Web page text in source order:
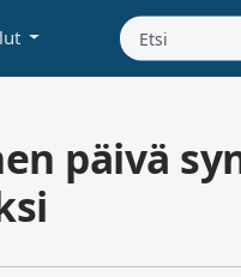
päivä